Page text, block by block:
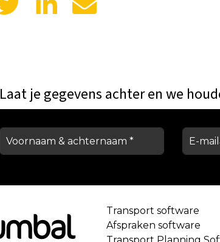
Laat je gegevens achter en we
Transport software
Afspraken software